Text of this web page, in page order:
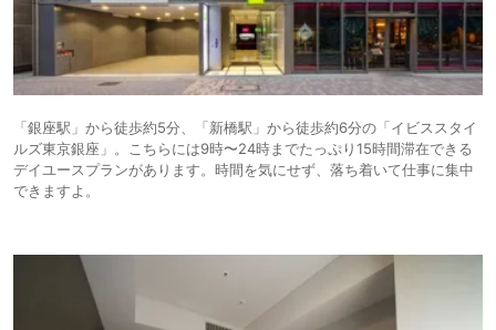
「銀座駅」から徒歩約5分、「新橋駅」から徒歩約6分の「イビススタイ
ルズ東京銀座」。こちらには9時〜24時までたっぷり15時間滞在できる
デイユースプランがあります。時間を気にせず、落ち着いて仕事に集中
できますよ。